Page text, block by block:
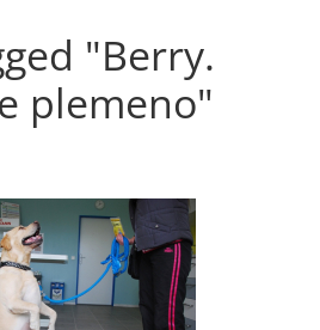
"Berry.
plemeno"